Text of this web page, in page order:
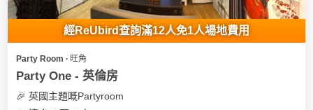
經ReUbird查詢滿12人免1人場地費用
Party Room ∙ 旺角
Party One - 英倫房
🎉 英國主題嘅Partyroom